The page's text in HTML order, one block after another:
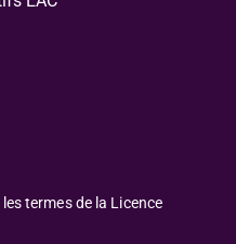
termes de la Licence